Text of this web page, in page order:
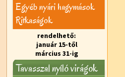
Egyéb nyári hagymások
Ritkaságok
rendelhető:
január 15-től
március 31-ig
Tavasszal nyíló virágok